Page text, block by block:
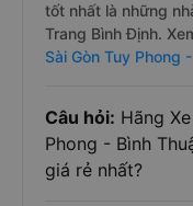
tốt nhất là những
Trang Bình Định.
Sài Gòn Tuy Phong
Câu hỏi: Hãng
Phong - Bình
giá rẻ nhất?